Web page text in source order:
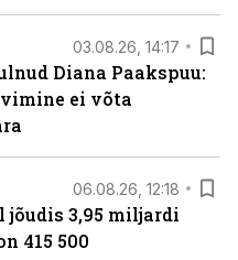
03.08.26, 14:17
Diana Paakspuu:
ei võta
06.08.26, 12:18
3,95 miljardi
415 500